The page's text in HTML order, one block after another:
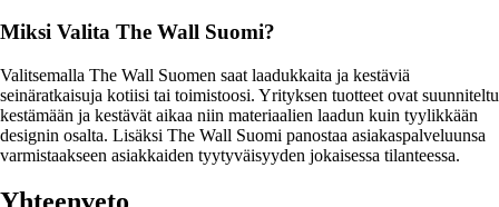
Miksi Valita The Wall Suomi?
Valitsemalla The Wall Suomen saat laadukkaita ja kestäviä
seinäratkaisuja kotiisi tai toimistoosi. Yrityksen tuotteet ovat suunniteltu
kestämään ja kestävät aikaa niin materiaalien laadun kuin tyylikkään
designin osalta. Lisäksi The Wall Suomi panostaa asiakaspalveluunsa
varmistaakseen asiakkaiden tyytyväisyyden jokaisessa tilanteessa.